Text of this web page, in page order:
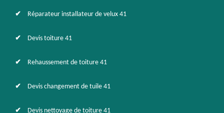
Réparateur installateur de velux 41
Devis toiture 41
Rehaussement de toiture 41
Devis changement de tuile 41
Devis nettoyage de toiture 41